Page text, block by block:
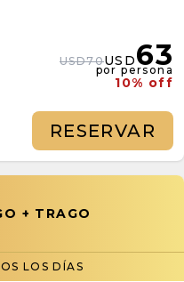
USD70USD63
por persona
10% off
RESERVAR
+ TRAGO
LOS DÍAS